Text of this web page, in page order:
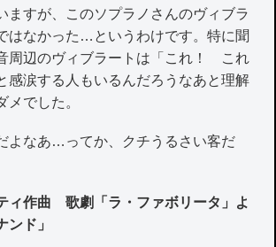
ますが、このソプラノさんのヴィブラ
はなかった…というわけです。特に聞
周辺のヴィブラートは「これ！ これ
感涙する人もいるんだろうなあと理解
メでした。
よなあ…ってか、クチうるさい客だ
ィ作曲 歌劇「ラ・ファボリータ」よ
ンド」